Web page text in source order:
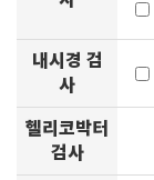
내시경 검
사
헬리코박터
검사